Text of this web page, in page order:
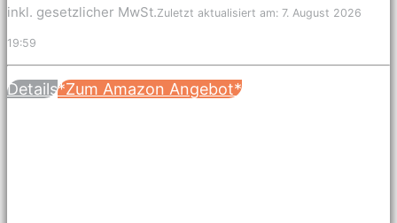
inkl. gesetzlicher MwSt.Zuletzt aktualisiert am: 7. August 2026
19:59
Details*Zum Amazon Angebot*